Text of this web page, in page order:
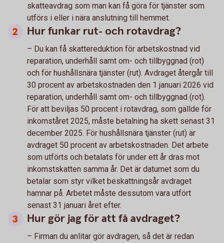
skatteavdrag som man kan få göra för tjänster som
utförs i eller i nära anslutning till hemmet.
Hur funkar rut- och rotavdrag?
– Du kan få skattereduktion för arbetskostnad vid
reparation, underhåll samt om- och tillbyggnad (rot)
och för hushållsnära tjänster (rut). Avdraget återgår till
30 procent av arbetskostnaden den 1 januari 2026 vid
reparation, underhåll samt om- och tillbyggnad (rot).
För att beviljas 50 procent i rotavdrag, som gällde för
inkomståret 2025, måste betalning ha skett senast 31
december 2025. För hushållsnära tjänster (rut) är
avdraget 50 procent av arbetskostnaden. Det arbete
som utförts och betalats för under ett år dras mot
inkomstskatten samma år. Det är datumet som du
betalar som styr vilket beskattningsår avdraget
hamnar på. Arbetet måste dessutom vara utfört
senast 31 januari året efter.
Hur gör jag för att få avdraget?
– Firman du anlitar gör avdragen, så det är redan